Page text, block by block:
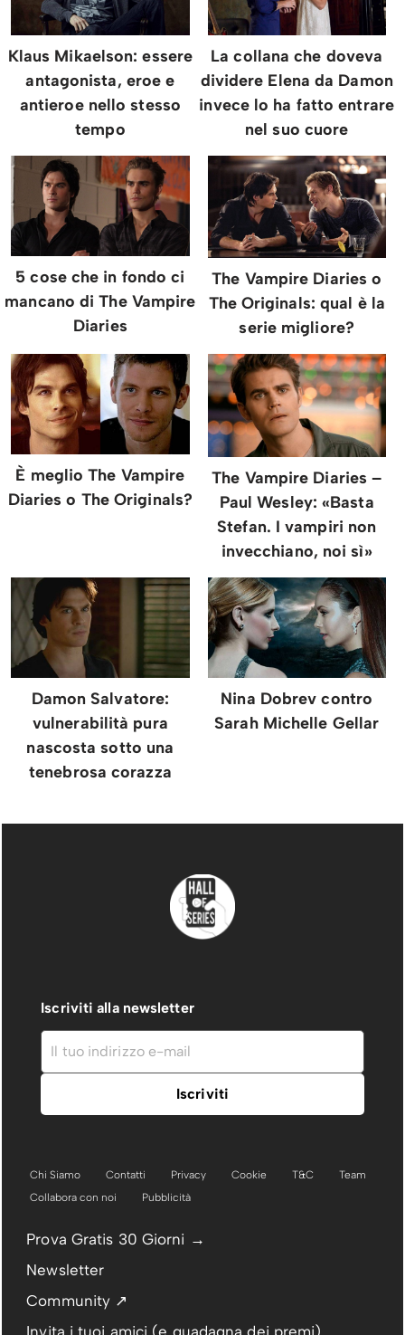
Klaus Mikaelson: essere
antagonista, eroe e
antieroe nello stesso
tempo
La collana che doveva
dividere Elena da Damon
invece lo ha fatto entrare
nel suo cuore
5 cose che in fondo ci
mancano di The Vampire
Diaries
The Vampire Diaries o
The Originals: qual è la
serie migliore?
È meglio The Vampire
Diaries o The Originals?
The Vampire Diaries –
Paul Wesley: «Basta
Stefan. I vampiri non
invecchiano, noi sì»
Damon Salvatore:
vulnerabilità pura
nascosta sotto una
tenebrosa corazza
Nina Dobrev contro
Sarah Michelle Gellar
Iscriviti alla newsletter
Chi Siamo Contatti Privacy Cookie T&C
Team
Collabora con noi
Pubblicità
Prova Gratis 30 Giorni →
Newsletter
Community ↗
Invita i tuoi amici (e guadagna dei premi)